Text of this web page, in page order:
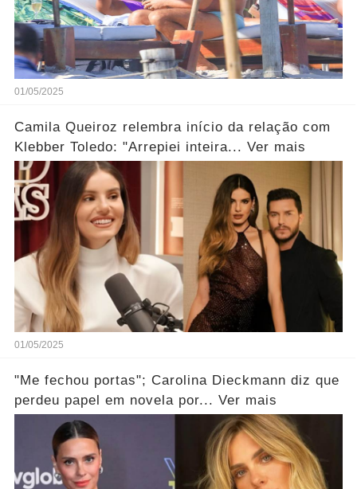
01/05/2025
Camila Queiroz relembra início da relação com
Klebber Toledo: "Arrepiei inteira... Ver mais
01/05/2025
"Me fechou portas"; Carolina Dieckmann diz que
perdeu papel em novela por... Ver mais